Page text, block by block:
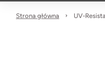
Strona główna UV-